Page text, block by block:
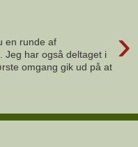
›
en runde af
Jeg har også deltaget i
omgang gik ud på at